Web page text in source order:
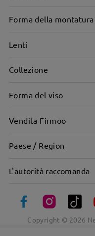
Forma della montatura
Lenti
Collezione
Forma del viso
Vendita Firmoo
Paese / Region
L'autorità raccomanda
Copyright © 2026